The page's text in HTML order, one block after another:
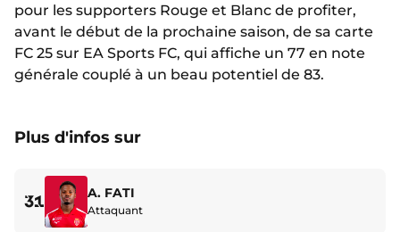
pour les supporters Rouge et Blanc de profiter,
avant le début de la prochaine saison, de sa carte
FC 25 sur EA Sports FC, qui affiche un 77 en note
générale couplé à un beau potentiel de 83.
Plus d'infos sur
31 A. FATI
Attaquant